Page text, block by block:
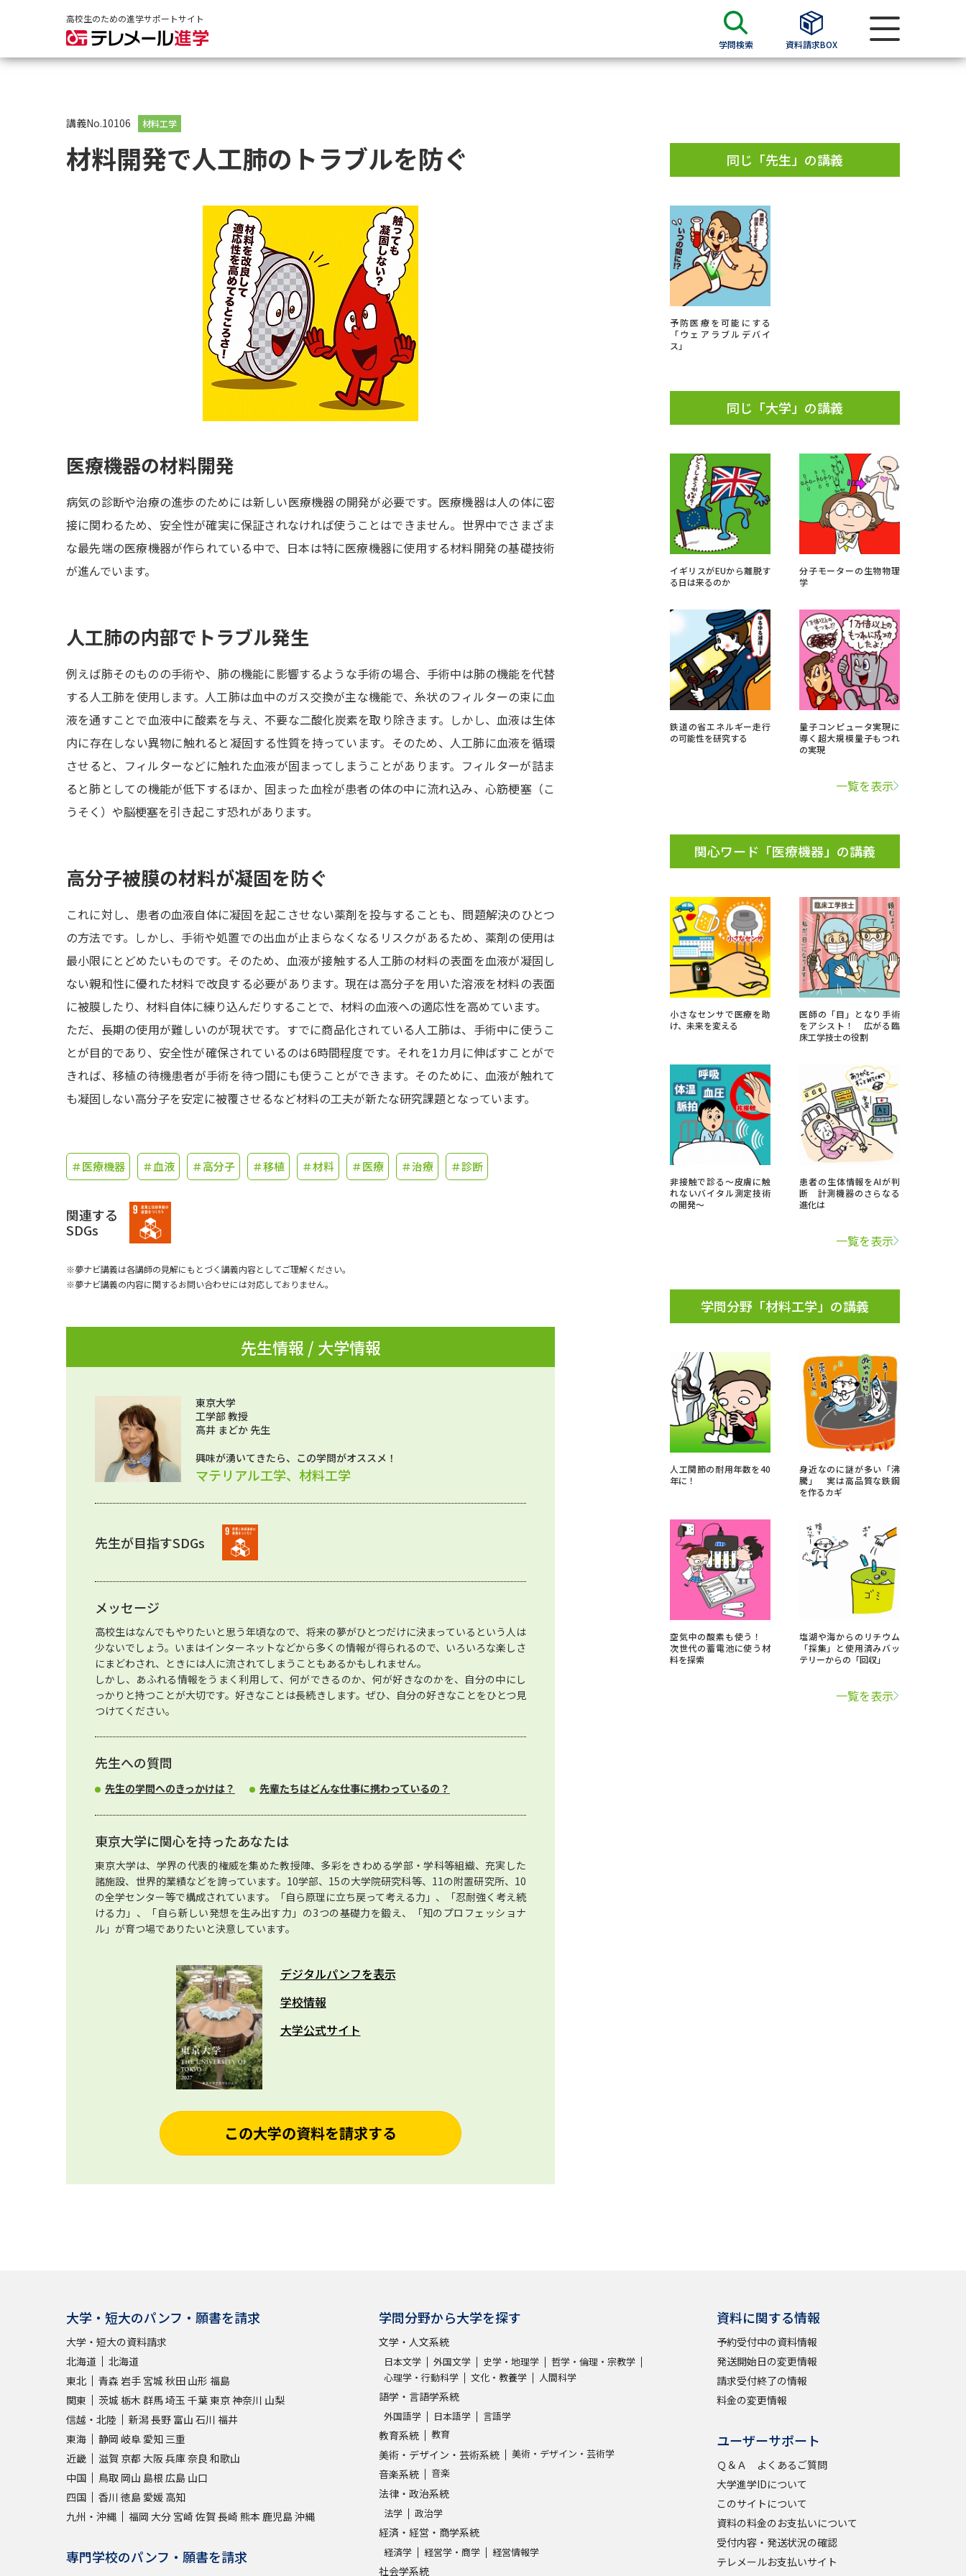
高校生のための進学サポートサイト
学問検索 資料請求BOX
大学・短大の資料種類から請求
大学パンフ
大学入学共通テスト利用選抜の募集要項＆願書
過去問題集
留学・進学関連、塾・予備校
大学入学共通テスト「受験上の配慮案内」の請求
大学検索
大学で学べる内容や特徴を調べる
新増設大学・学部・学科特集
国際・グローバルに強い大学特集
奨学金・特待生制度特集
デジタルパンフレット
新学年スタート号特集ページ（高3生用）
オープンキャンパスなどを調べる
オープンキャンパス検索
実施プログラムから探す
来場型・Web型イベント特集
資料検索
併願校選び 受験スケジュールを立てよう
先輩が入学を決めた理由
テレメール全国一斉進学調査
新生活お役立ちガイド
学問発見 学問検索
大学で学びたい学問発見
学問のミニ講義「夢ナビ講義」 学問分野解説 学問の教科書 夢ナビライブ
ユーザーサポート
このサイトについて
訂正のご案内
講義No.10106 材料工学
材料開発で人工肺のトラブルを防ぐ
医療機器の材料開発
病気の診断や治療の進歩のためには新しい医療機器の開発が必要です。医療機器は人の体に密
接に関わるため、安全性が確実に保証されなければ使うことはできません。世界中でさまざま
な最先端の医療機器が作られている中で、日本は特に医療機器に使用する材料開発の基礎技術
が進んでいます。
人工肺の内部でトラブル発生
例えば肺そのものの手術や、肺の機能に影響するような手術の場合、手術中は肺の機能を代替
する人工肺を使用します。人工肺は血中のガス交換が主な機能で、糸状のフィルターの束に血
液を通すことで血液中に酸素を与え、不要な二酸化炭素を取り除きます。しかし、血液は生体
内に存在しない異物に触れると凝固する性質を持っています。そのため、人工肺に血液を循環
させると、フィルターなどに触れた血液が固まってしまうことがあります。フィルターが詰ま
ると肺としての機能が低下するほか、固まった血栓が患者の体の中に流れ込み、心筋梗塞（こ
うそく）や脳梗塞を引き起こす恐れがあります。
高分子被膜の材料が凝固を防ぐ
これに対し、患者の血液自体に凝固を起こさせない薬剤を投与することも、問題解決のひとつ
の方法です。しかし、手術や処置での出血が止まらなくなるリスクがあるため、薬剤の使用は
最小限にとどめたいものです。そのため、血液が接触する人工肺の材料の表面を血液が凝固し
ない親和性に優れた材料で改良する必要があります。現在は高分子を用いた溶液を材料の表面
に被膜したり、材料自体に練り込んだりすることで、材料の血液への適応性を高めています。
ただ、長期の使用が難しいのが現状です。すでに商品化されている人工肺は、手術中に使うこ
とが目的であり、安全性が確保されているのは6時間程度です。それを1カ月に伸ばすことがで
きれば、移植の待機患者が手術を待つ間にも使うことができます。そのために、血液が触れて
も凝固しない高分子を安定に被覆させるなど材料の工夫が新たな研究課題となっています。
＃医療機器 ＃血液 ＃高分子 ＃移植 ＃材料 ＃医療 ＃治療 ＃診断
関連する
SDGs
※夢ナビ講義は各講師の見解にもとづく講義内容としてご理解ください。
※夢ナビ講義の内容に関するお問い合わせには対応しておりません。
先生情報 / 大学情報
東京大学
工学部 教授
高井 まどか 先生
興味が湧いてきたら、この学問がオススメ！
マテリアル工学、材料工学
先生が目指すSDGs
メッセージ
高校生はなんでもやりたいと思う年頃なので、将来の夢がひとつだけに決まっているという人は
少ないでしょう。いまはインターネットなどから多くの情報が得られるので、いろいろな楽しさ
にまどわされ、ときには人に流されてしまうこともあるかもしれません。
しかし、あふれる情報をうまく利用して、何ができるのか、何が好きなのかを、自分の中にし
っかりと持つことが大切です。好きなことは長続きします。ぜひ、自分の好きなことをひとつ見
つけてください。
先生への質問
先生の学問へのきっかけは？ 先輩たちはどんな仕事に携わっているの？
東京大学に関心を持ったあなたは
東京大学は、学界の代表的権威を集めた教授陣、多彩をきわめる学部・学科等組織、充実した
諸施設、世界的業績などを誇っています。10学部、15の大学院研究科等、11の附置研究所、10
の全学センター等で構成されています。「自ら原理に立ち戻って考える力」、「忍耐強く考え続
ける力」、「自ら新しい発想を生み出す力」の3つの基礎力を鍛え、「知のプロフェッショナ
ル」が育つ場でありたいと決意しています。
デジタルパンフを表示
学校情報
大学公式サイト
この大学の資料を請求する
同じ「先生」の講義
予防医療を可能にする
「ウェアラブルデバイ
ス」
同じ「大学」の講義
イギリスがEUから離脱す
る日は来るのか
分子モーターの生物物理
学
鉄道の省エネルギー走行
の可能性を研究する
量子コンピュータ実現に
導く超大規模量子もつれ
の実現
一覧を表示
関心ワード「医療機器」の講義
小さなセンサで医療を助
け、未来を変える
医師の「目」となり手術
をアシスト！ 広がる臨
床工学技士の役割
非接触で診る〜皮膚に触
れないバイタル測定技術
の開発～
患者の生体情報をAIが判
断 計測機器のさらなる
進化は
一覧を表示
学問分野「材料工学」の講義
人工関節の耐用年数を40
年に！
身近なのに謎が多い「沸
騰」 実は高品質な鉄鋼
を作るカギ
空気中の酸素も使う！
次世代の蓄電池に使う材
料を探索
塩湖や海からのリチウム
「採集」と使用済みバッ
テリーからの「回収」
一覧を表示
大学・短大のパンフ・願書を請求
大学・短大の資料請求
北海道
北海道
東北
青森 岩手 宮城 秋田 山形 福島
関東
茨城 栃木 群馬埼玉 千葉東京神奈川 山梨
信越・北陸
新潟長野 富山 石川 福井
東海
静岡 岐阜 愛知 三重
近畿
滋賀 京都 大阪兵庫奈良 和歌山
中国
鳥取 岡山 島根 広島 山口
四国
香川 徳島 愛媛 高知
九州・沖縄
福岡 大分 宮崎 佐賀 長崎 熊本 鹿児島沖縄
専門学校のパンフ・願書を請求
学問分野から大学を探す
文学・人文系統
日本文学 外国文学 史学・地理学
哲学・倫理・宗教学
心理学・行動科学
文化・教養学 人間科学
語学・言語学系統
外国語学 日本語学 言語学
教育系統 教育
美術・デザイン・芸術系統 美術・デザイン・芸術学
音楽系統 音楽
法律・政治系統
法学 政治学
経済・経営・商学系統
経済学 経営学・商学 経営情報学
社会学系統
資料に関する情報
予約受付中の資料情報
発送開始日の変更情報
請求受付終了の情報
料金の変更情報
ユーザーサポート
Ｑ＆Ａ よくあるご質問
大学進学IDについて
このサイトについて
資料の料金のお支払いについて
受付内容・発送状況の確認
テレメールお支払いサイト